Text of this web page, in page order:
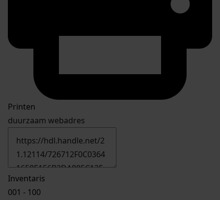
Printen
duurzaam webadres
Inventaris
001 - 100